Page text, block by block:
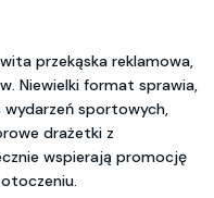
przekąska reklamowa,
Niewielki format sprawia,
sportowych,
drażetki z
wspierają promocję